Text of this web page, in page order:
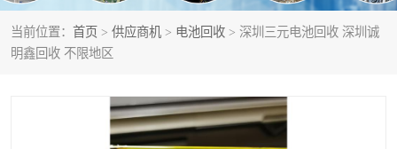
当前位置： 首页 > 供应商机 > 电池回收 > 深圳三元电池回收 深圳诚
明鑫回收 不限地区